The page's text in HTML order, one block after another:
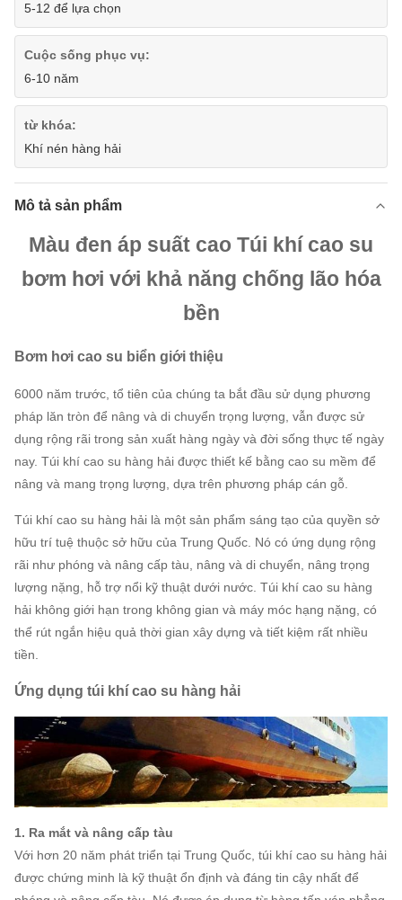
5-12 để lựa chọn
Cuộc sống phục vụ:
6-10 năm
từ khóa:
Khí nén hàng hải
Mô tả sản phẩm
Màu đen áp suất cao Túi khí cao su
bơm hơi với khả năng chống lão hóa
bền
Bơm hơi cao su biển giới thiệu
6000 năm trước, tổ tiên của chúng ta bắt đầu sử dụng phương
pháp lăn tròn để nâng và di chuyển trọng lượng, vẫn được sử
dụng rộng rãi trong sản xuất hàng ngày và đời sống thực tế ngày
nay. Túi khí cao su hàng hải được thiết kế bằng cao su mềm để
nâng và mang trọng lượng, dựa trên phương pháp cán gỗ.
Túi khí cao su hàng hải là một sản phẩm sáng tạo của quyền sở
hữu trí tuệ thuộc sở hữu của Trung Quốc. Nó có ứng dụng rộng
rãi như phóng và nâng cấp tàu, nâng và di chuyển, nâng trọng
lượng nặng, hỗ trợ nổi kỹ thuật dưới nước. Túi khí cao su hàng
hải không giới hạn trong không gian và máy móc hạng nặng, có
thể rút ngắn hiệu quả thời gian xây dựng và tiết kiệm rất nhiều
tiền.
Ứng dụng túi khí cao su hàng hải
1. Ra mắt và nâng cấp tàu
Với hơn 20 năm phát triển tại Trung Quốc, túi khí cao su hàng hải
được chứng minh là kỹ thuật ổn định và đáng tin cậy nhất để